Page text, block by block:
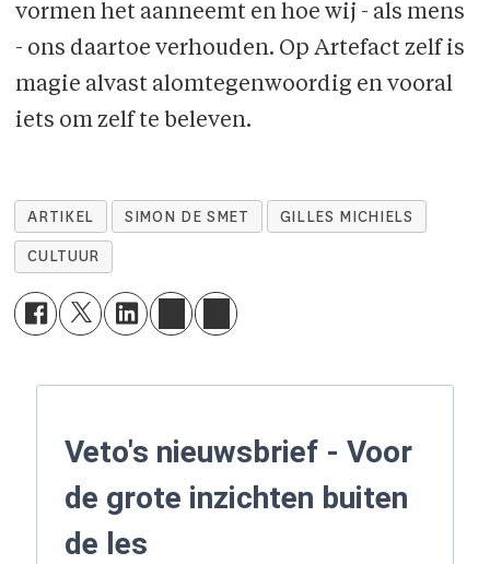
vormen het aanneemt en hoe wij - als mens
- ons daartoe verhouden. Op Artefact zelf is
magie alvast alomtegenwoordig en vooral
iets om zelf te beleven.
ARTIKEL SIMON DE SMET GILLES MICHIELS
CULTUUR
Veto's nieuwsbrief - Voor
de grote inzichten buiten
de les